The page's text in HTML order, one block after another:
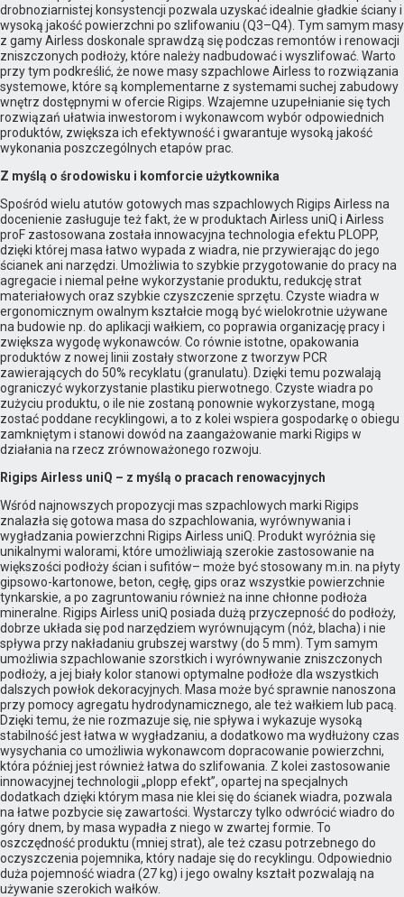
drobnoziarnistej konsystencji pozwala uzyskać idealnie gładkie ściany i
wysoką jakość powierzchni po szlifowaniu (Q3–Q4). Tym samym masy
z gamy Airless doskonale sprawdzą się podczas remontów i renowacji
zniszczonych podłoży, które należy nadbudować i wyszlifować. Warto
przy tym podkreślić, że nowe masy szpachlowe Airless to rozwiązania
systemowe, które są komplementarne z systemami suchej zabudowy
wnętrz dostępnymi w ofercie Rigips. Wzajemne uzupełnianie się tych
rozwiązań ułatwia inwestorom i wykonawcom wybór odpowiednich
produktów, zwiększa ich efektywność i gwarantuje wysoką jakość
wykonania poszczególnych etapów prac.
Z myślą o środowisku i komforcie użytkownika
Spośród wielu atutów gotowych mas szpachlowych Rigips Airless na
docenienie zasługuje też fakt, że w produktach Airless uniQ i Airless
proF zastosowana została innowacyjna technologia efektu PLOPP,
dzięki której masa łatwo wypada z wiadra, nie przywierając do jego
ścianek ani narzędzi. Umożliwia to szybkie przygotowanie do pracy na
agregacie i niemal pełne wykorzystanie produktu, redukcję strat
materiałowych oraz szybkie czyszczenie sprzętu. Czyste wiadra w
ergonomicznym owalnym kształcie mogą być wielokrotnie używane
na budowie np. do aplikacji wałkiem, co poprawia organizację pracy i
zwiększa wygodę wykonawców. Co równie istotne, opakowania
produktów z nowej linii zostały stworzone z tworzyw PCR
zawierających do 50% recyklatu (granulatu). Dzięki temu pozwalają
ograniczyć wykorzystanie plastiku pierwotnego. Czyste wiadra po
zużyciu produktu, o ile nie zostaną ponownie wykorzystane, mogą
zostać poddane recyklingowi, a to z kolei wspiera gospodarkę o obiegu
zamkniętym i stanowi dowód na zaangażowanie marki Rigips w
działania na rzecz zrównoważonego rozwoju.
Rigips Airless uniQ – z myślą o pracach renowacyjnych
Wśród najnowszych propozycji mas szpachlowych marki Rigips
znalazła się gotowa masa do szpachlowania, wyrównywania i
wygładzania powierzchni Rigips Airless uniQ. Produkt wyróżnia się
unikalnymi walorami, które umożliwiają szerokie zastosowanie na
większości podłoży ścian i sufitów– może być stosowany m.in. na płyty
gipsowo-kartonowe, beton, cegłę, gips oraz wszystkie powierzchnie
tynkarskie, a po zagruntowaniu również na inne chłonne podłoża
mineralne. Rigips Airless uniQ posiada dużą przyczepność do podłoży,
dobrze układa się pod narzędziem wyrównującym (nóż, blacha) i nie
spływa przy nakładaniu grubszej warstwy (do 5 mm). Tym samym
umożliwia szpachlowanie szorstkich i wyrównywanie zniszczonych
podłoży, a jej biały kolor stanowi optymalne podłoże dla wszystkich
dalszych powłok dekoracyjnych. Masa może być sprawnie nanoszona
przy pomocy agregatu hydrodynamicznego, ale też wałkiem lub pacą.
Dzięki temu, że nie rozmazuje się, nie spływa i wykazuje wysoką
stabilność jest łatwa w wygładzaniu, a dodatkowo ma wydłużony czas
wysychania co umożliwia wykonawcom dopracowanie powierzchni,
która później jest również łatwa do szlifowania. Z kolei zastosowanie
innowacyjnej technologii „plopp efekt”, opartej na specjalnych
dodatkach dzięki którym masa nie klei się do ścianek wiadra, pozwala
na łatwe pozbycie się zawartości. Wystarczy tylko odwrócić wiadro do
góry dnem, by masa wypadła z niego w zwartej formie. To
oszczędność produktu (mniej strat), ale też czasu potrzebnego do
oczyszczenia pojemnika, który nadaje się do recyklingu. Odpowiednio
duża pojemność wiadra (27 kg) i jego owalny kształt pozwalają na
używanie szerokich wałków.